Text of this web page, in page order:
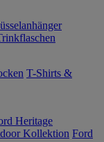
T-Shirts &
Heritage
Kollektion Ford